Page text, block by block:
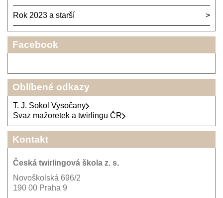
Rok 2023 a starší
Facebook
Oblíbené odkazy
T. J. Sokol Vysočany
Svaz mažoretek a twirlingu ČR
Kontakt
Česká twirlingová škola z. s.
Novoškolská 696/2
190 00 Praha 9